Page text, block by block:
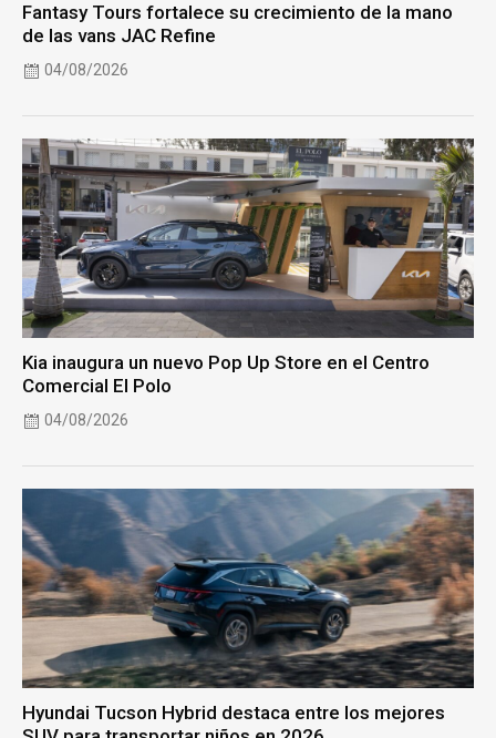
Fantasy Tours fortalece su crecimiento de la mano
de las vans JAC Refine
04/08/2026
Kia inaugura un nuevo Pop Up Store en el Centro
Comercial El Polo
04/08/2026
Hyundai Tucson Hybrid destaca entre los mejores